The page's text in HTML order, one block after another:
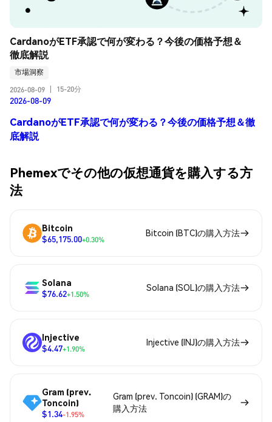
CardanoがETF承認で何が変わる？今後の価格予想＆
徹底解説
市場洞察
2026-08-09
15-20分
2026-08-09
CardanoがETF承認で何が変わる？今後の価格予想＆徹
底解説
Phemexでその他の仮想通貨を購入する方
法
Bitcoin
$65,175.00+0.30%
Bitcoin (BTC)の購入方法
Solana
$76.62+1.50%
Solana (SOL)の購入方法
Injective
$4.47+1.90%
Injective (INJ)の購入方法
Gram (prev.
Toncoin)
$1.34-1.95%
Gram (prev. Toncoin) (GRAM)の
購入方法